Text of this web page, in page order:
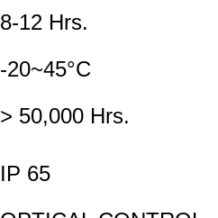
8-12 Hrs.
-20~45°C
> 50,000 Hrs.
IP 65